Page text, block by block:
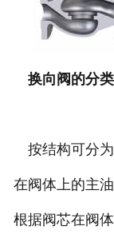
换向阀的分
按结构可分为
在阀体上的主
根据阀芯在阀